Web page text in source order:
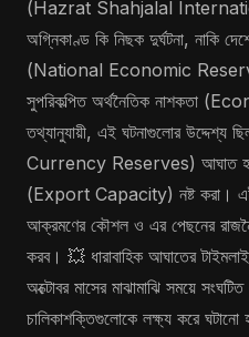
(Hazrat Shahjalal
অগ্নিকাণ্ড কি নিছক দুর্ঘটনা, নাকি
(National Economic
সুপরিকল্পিত অর্থনৈতিক নাশকতা
তথ্যানুযায়ী, এই ঘটনাগুলোর উদ্দেশ্য
Currency Reserves) আঘাত হানা
(Export Capacity) নষ্ট করা। এই
আক্রমণের কৌশল ও এর পেছনের
করব। 💥 ধারাবাহিক আঘাতের
অক্টোবর মাসের মাঝামাঝি সময়ে
চালিকাশক্তিগুলোকে লক্ষ্য করে